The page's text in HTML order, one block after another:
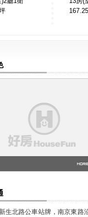
167.25
生北路公車站牌，南京東